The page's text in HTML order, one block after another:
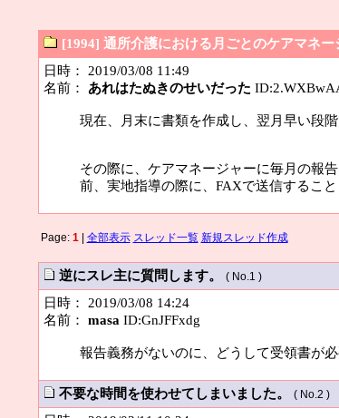
[1994] 通所介護における月ごとのケアマネ
日時： 2019/03/08 11:49
名前： あれはたぬきのせいだった
現在、月末に書類を作成し、翌月早い段
その際に、ケアマネージャーに毎月の報
前、実地指導の際に、FAXで送信するこ
Page: 1| 全部表示 スレッド一覧 新規スレッド作成
逆にスレ主に質問します。 ( No.1 )
日時： 2019/03/08 14:24
名前： masa ID:GnJFFxdg
報告義務がないのに、どうして受領書が
不要な時間を使わせてしまいました。 ( No.2 )